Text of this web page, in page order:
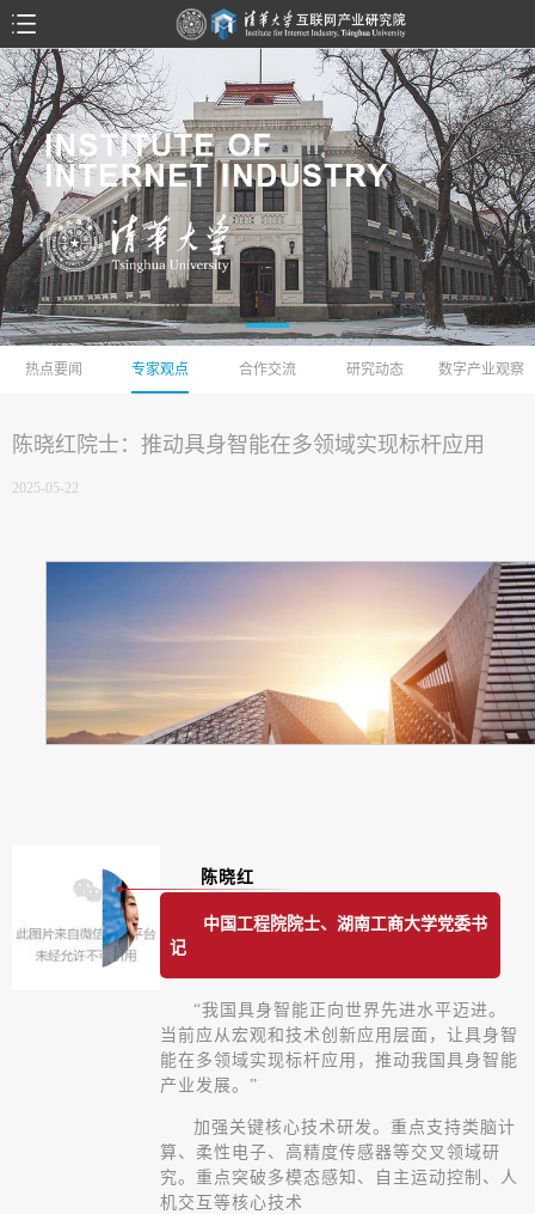
热点要闻 专家观点 合作交流 研究动态 数字产业观察
陈晓红院士：推动具身智能在多领域实现标杆应用
2025-05-22
陈晓红
中国工程院院士、湖南工商大学党委书
记
“我国具身智能正向世界先进水平迈进。
当前应从宏观和技术创新应用层面，让具身智
能在多领域实现标杆应用，推动我国具身智能
产业发展。”
加强关键核心技术研发。重点支持类脑计
算、柔性电子、高精度传感器等交叉领域研
究。重点突破多模态感知、自主运动控制、人
机交互等核心技术